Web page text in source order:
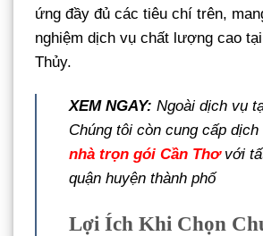
ứng đầy đủ các tiêu chí trên,
nghiệm dịch vụ chất lượng cao
Thủy.
XEM NGAY: Ngoài dịch vụ
Chúng tôi còn cung cấp dịch
nhà trọn gói Cần Thơvới
quận huyện thành phố
Lợi Ích Khi Chọn